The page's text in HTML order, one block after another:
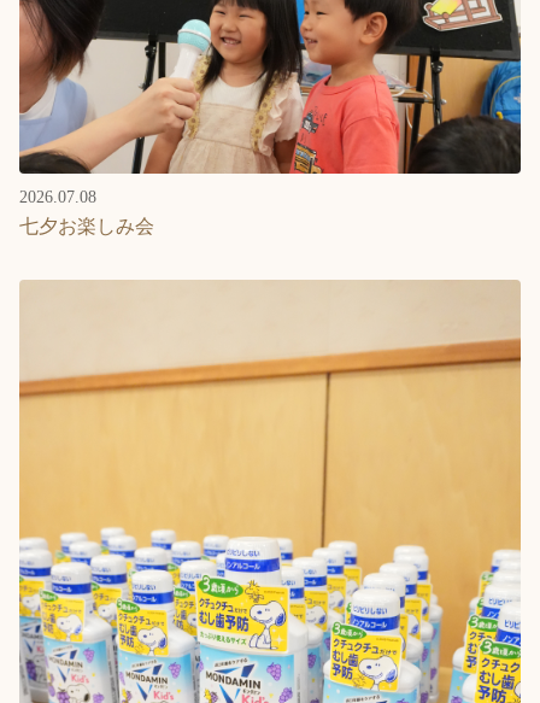
2026.07.08
七夕お楽しみ会